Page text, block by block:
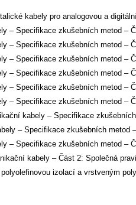
kabely pro analogovou a
– Specifikace zkušebních metod
– Specifikace zkušebních metod
– Specifikace zkušebních metod
– Specifikace zkušebních metod
– Specifikace zkušebních metod –
– Specifikace zkušebních metod
kabely – Specifikace
– Specifikace zkušebních
– Specifikace zkušebních metod
kabely – Část 2: Společná
izolací a vrstveným